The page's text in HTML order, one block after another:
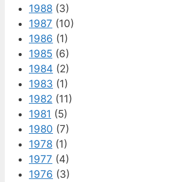
1988 (3)
1987 (10)
1986 (1)
1985 (6)
1984 (2)
1983 (1)
1982 (11)
1981 (5)
1980 (7)
1978 (1)
1977 (4)
1976 (3)